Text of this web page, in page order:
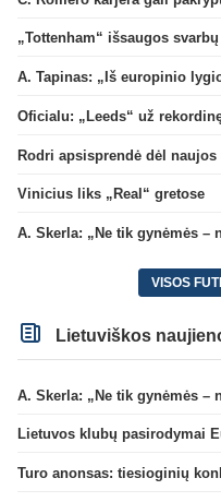
„Tottenham“ išsaugos
Rodri apsisprendė dėl naujos
Vinicius liks „Real“ gretose
A. Skerla: „Ne tik gynėmės –
VISOS
Lietuviškos
A. Skerla: „Ne tik gynėmės –
Turo anonsas: tiesioginių